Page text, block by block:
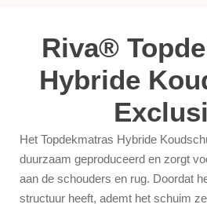
Riva®
Hybride
Het Topdekmatras Hybride
duurzaam geproduceerd en zorgt
aan de schouders en rug. Doordat
structuur heeft, ademt het schuim